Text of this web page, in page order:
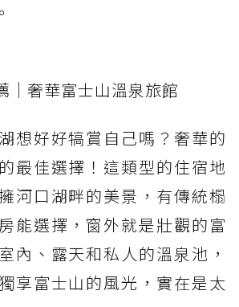
｜奢華富士山溫泉旅館
想好好犒賞自己嗎？奢華的
最佳選擇！這類型的住宿地
河口湖畔的美景，有傳統榻
能選擇，窗外就是壯觀的富
內、露天和私人的溫泉池，
享富士山的風光，實在是太